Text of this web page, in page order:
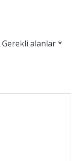
Gerekli alanlar*